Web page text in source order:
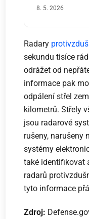
8. 5. 2026
Radary
sekundu tisíce
odrážet od
informace pak
odpálení střel
kilometrů. Střely
jsou radarové
rušeny, narušeny
systémy
také identifikovat
radarů
tyto informace
Zdroj: